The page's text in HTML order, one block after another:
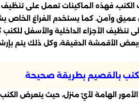
فهذه الماكينات تعمل على تنظيف
وآمن. كما يستخدم الفراغ الخاص
تنظيف الأجزاء الداخلية والأسفل
وبعض الأقمشة الدقيقة، وكل ذلك يتم
بالقصيم بطريقة صحيحة
الهامة لأيّ منزل، حيث يتعرض